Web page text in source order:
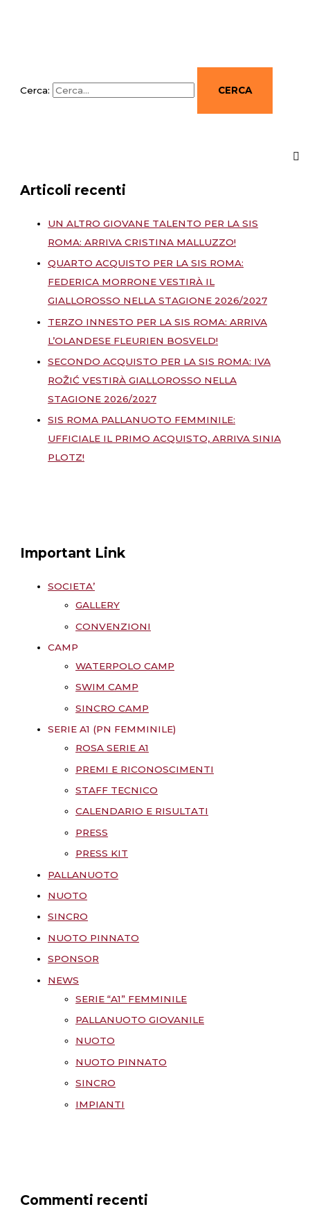
Cerca:
Articoli recenti
UN ALTRO GIOVANE TALENTO PER LA SIS
ROMA: ARRIVA CRISTINA MALLUZZO!
QUARTO ACQUISTO PER LA SIS ROMA:
FEDERICA MORRONE VESTIRÀ IL
GIALLOROSSO NELLA STAGIONE 2026/2027
TERZO INNESTO PER LA SIS ROMA: ARRIVA
L’OLANDESE FLEURIEN BOSVELD!
SECONDO ACQUISTO PER LA SIS ROMA: IVA
ROŽIĆ VESTIRÀ GIALLOROSSO NELLA
STAGIONE 2026/2027
SIS ROMA PALLANUOTO FEMMINILE:
UFFICIALE IL PRIMO ACQUISTO, ARRIVA SINIA
PLOTZ!
Important Link
SOCIETA’
GALLERY
CONVENZIONI
CAMP
WATERPOLO CAMP
SWIM CAMP
SINCRO CAMP
SERIE A1 (PN FEMMINILE)
ROSA SERIE A1
PREMI E RICONOSCIMENTI
STAFF TECNICO
CALENDARIO E RISULTATI
PRESS
PRESS KIT
PALLANUOTO
NUOTO
SINCRO
NUOTO PINNATO
SPONSOR
NEWS
SERIE “A1” FEMMINILE
PALLANUOTO GIOVANILE
NUOTO
NUOTO PINNATO
SINCRO
IMPIANTI
Commenti recenti